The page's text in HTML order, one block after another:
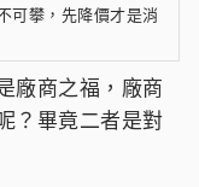
可攀，先降價才是消
廠商之福，廠商
？畢竟二者是對